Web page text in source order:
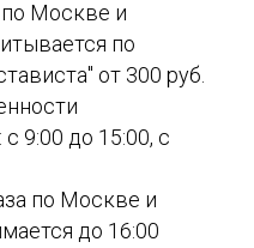
Москве и
по
от 300 руб.
9:00 до 15:00, с
по Москве и
до 16:00